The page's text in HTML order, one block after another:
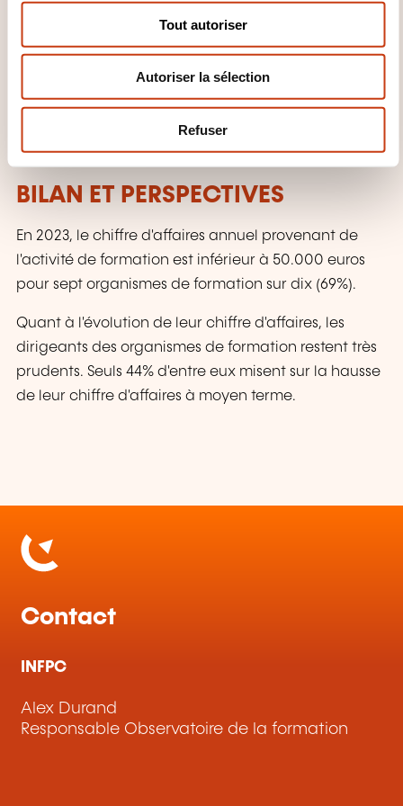
n
Tout autoriser
Autoriser la sélection
Refuser
principaux atouts de la digitalisation de la
formation pour leurs clients. À l'inverse, la
déshumanisation de l'apprentissage, la faible valeur
ajoutée par rapport à la formation traditionnelle
BILAN ET PERSPECTIVES
En 2023, le chiffre d'affaires annuel provenant de
l'activité de formation est inférieur à 50.000 euros
pour sept organismes de formation sur dix (69%).
Quant à l'évolution de leur chiffre d'affaires, les
dirigeants des organismes de formation restent très
prudents. Seuls 44% d'entre eux misent sur la hausse
de leur chiffre d'affaires à moyen terme.
Contact
INFPC
Alex Durand
Responsable Observatoire de la formation